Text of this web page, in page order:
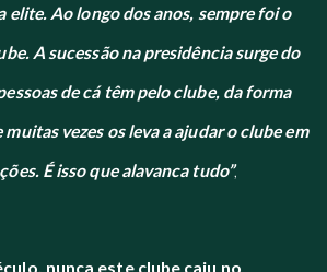
elite. Ao longo dos anos, sempre foi o
A sucessão na presidência surge do
de cá têm pelo clube, da forma
vezes os leva a ajudar o clube em
É isso que alavanca tudo”,
nunca este clube caiu no